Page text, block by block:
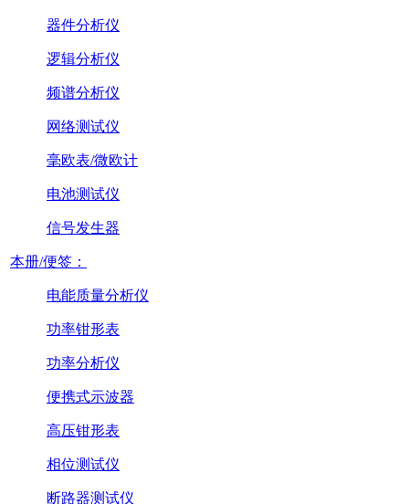
器件分析仪
逻辑分析仪
频谱分析仪
网络测试仪
毫欧表/微欧计
电池测试仪
信号发生器
本册/便签：
电能质量分析仪
功率钳形表
功率分析仪
便携式示波器
高压钳形表
相位测试仪
断路器测试仪